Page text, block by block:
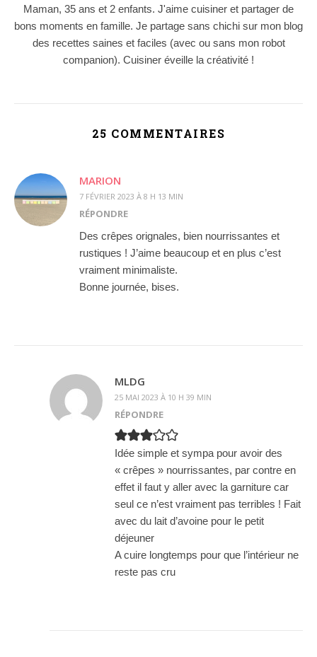
Maman, 35 ans et 2 enfants. J'aime cuisiner et partager de
bons moments en famille. Je partage sans chichi sur mon blog
des recettes saines et faciles (avec ou sans mon robot
companion). Cuisiner éveille la créativité !
25 COMMENTAIRES
MARION
7 FÉVRIER 2023 À 8 H 13 MIN
RÉPONDRE
Des crêpes orignales, bien nourrissantes et
rustiques ! J’aime beaucoup et en plus c’est
vraiment minimaliste.
Bonne journée, bises.
MLDG
25 MAI 2023 À 10 H 39 MIN
RÉPONDRE
Idée simple et sympa pour avoir des
« crêpes » nourrissantes, par contre en
effet il faut y aller avec la garniture car
seul ce n’est vraiment pas terribles ! Fait
avec du lait d’avoine pour le petit
déjeuner
A cuire longtemps pour que l’intérieur ne
reste pas cru